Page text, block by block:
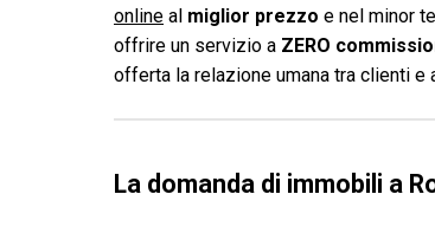
online al miglior prezzo e nel minor
offrire un servizio a ZERO
offerta la relazione umana tra clienti e
La domanda di immobili a